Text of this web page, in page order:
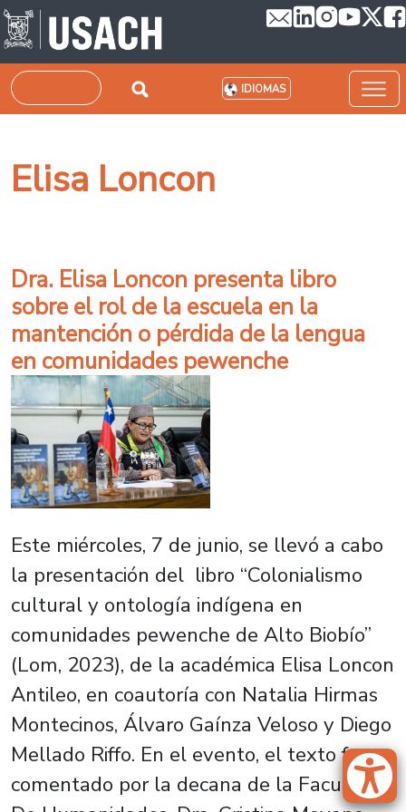
Pasar al contenido principal
Buscar IDIOMAS
Elisa Loncon
Dra. Elisa Loncon presenta libro
sobre el rol de la escuela en la
mantención o pérdida de la lengua
en comunidades pewenche
Este miércoles, 7 de junio, se llevó a cabo
la presentación del libro “Colonialismo
cultural y ontología indígena en
comunidades pewenche de Alto Biobío”
(Lom, 2023), de la académica Elisa Loncon
Antileo, en coautoría con Natalia Hirmas
Montecinos, Álvaro Gaínza Veloso y Diego
Mellado Riffo. En el evento, el texto fue
comentado por la decana de la Facultad